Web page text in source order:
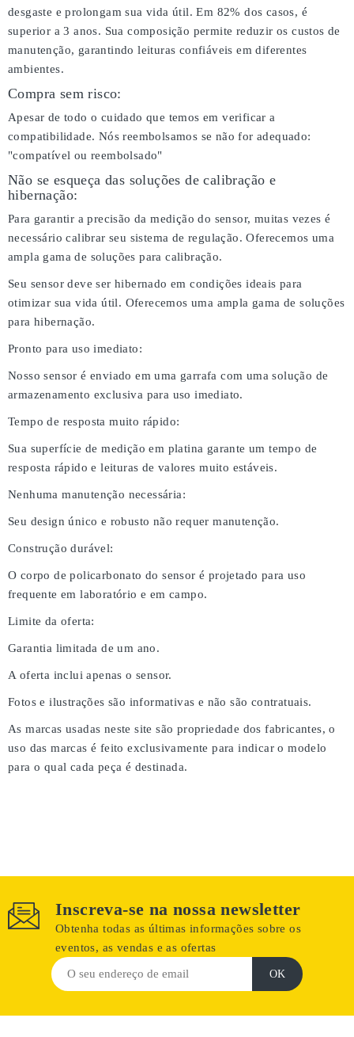
desgaste e prolongam sua vida útil. Em 82% dos casos, é
superior a 3 anos. Sua composição permite reduzir os custos de
manutenção, garantindo leituras confiáveis em diferentes
ambientes.
Compra sem risco:
Apesar de todo o cuidado que temos em verificar a
compatibilidade. Nós reembolsamos se não for adequado:
"compatível ou reembolsado"
Não se esqueça das soluções de calibração e
hibernação:
Para garantir a precisão da medição do sensor, muitas vezes é
necessário calibrar seu sistema de regulação. Oferecemos uma
ampla gama de soluções para calibração.
Seu sensor deve ser hibernado em condições ideais para
otimizar sua vida útil. Oferecemos uma ampla gama de soluções
para hibernação.
Pronto para uso imediato:
Nosso sensor é enviado em uma garrafa com uma solução de
armazenamento exclusiva para uso imediato.
Tempo de resposta muito rápido:
Sua superfície de medição em platina garante um tempo de
resposta rápido e leituras de valores muito estáveis.
Nenhuma manutenção necessária:
Seu design único e robusto não requer manutenção.
Construção durável:
O corpo de policarbonato do sensor é projetado para uso
frequente em laboratório e em campo.
Limite da oferta:
Garantia limitada de um ano.
A oferta inclui apenas o sensor.
Fotos e ilustrações são informativas e não são contratuais.
As marcas usadas neste site são propriedade dos fabricantes, o
uso das marcas é feito exclusivamente para indicar o modelo
para o qual cada peça é destinada.
Inscreva-se na nossa newsletter
Obtenha todas as últimas informações sobre os
eventos, as vendas e as ofertas